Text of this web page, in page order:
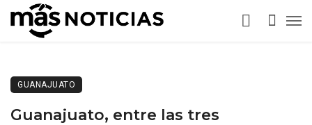
GUANAJUATO
Guanajuato, entre las tres